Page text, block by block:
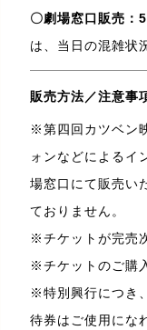
〇劇場窓口販売：
は、当日の混雑状
販売方法／注意事
※第四回カツベン
ォンなどによるイ
場窓口にて販売い
ておりません。
※チケットが完売
※チケットのご購
※特別興行につき
待券はご使用にな